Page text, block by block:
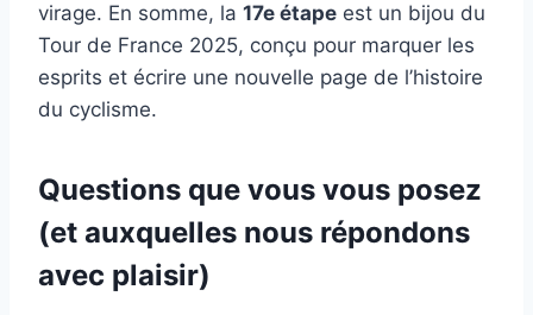
virage. En somme, la 17e étape est un bijou du
Tour de France 2025, conçu pour marquer les
esprits et écrire une nouvelle page de l’histoire
du cyclisme.
Questions que vous vous posez
(et auxquelles nous répondons
avec plaisir)